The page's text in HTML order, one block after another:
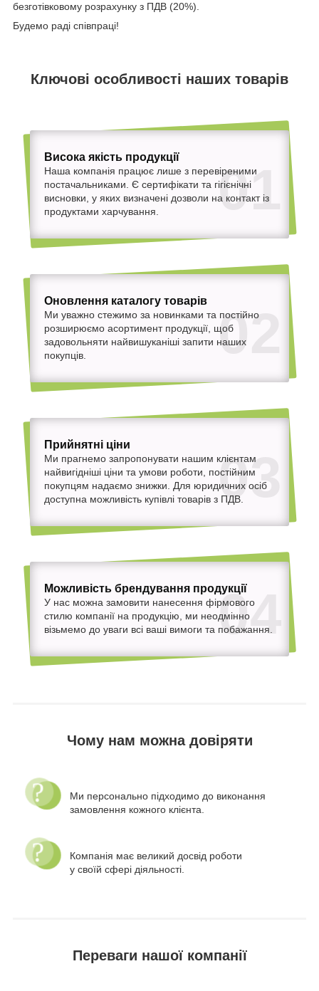
безготівковому розрахунку з ПДВ (20%).
Будемо раді співпраці!
Ключові особливості наших товарів
01
Висока якість продукції
Наша компанія працює лише з перевіреними
постачальниками. Є сертифікати та гігієнічні
висновки, у яких визначені дозволи на контакт із
продуктами харчування.
02
Оновлення каталогу товарів
Ми уважно стежимо за новинками та постійно
розширюємо асортимент продукції, щоб
задовольняти найвишуканіші запити наших
покупців.
03
Прийнятні ціни
Ми прагнемо запропонувати нашим клієнтам
найвигідніші ціни та умови роботи, постійним
покупцям надаємо знижки. Для юридичних осіб
доступна можливість купівлі товарів з ПДВ.
04
Можливість брендування продукції
У нас можна замовити нанесення фірмового
стилю компанії на продукцію, ми неодмінно
візьмемо до уваги всі ваші вимоги та побажання.
Чому нам можна довіряти
Ми персонально підходимо до виконання
замовлення кожного клієнта.
Компанія має великий досвід роботи
у своїй сфері діяльності.
Переваги нашої компанії